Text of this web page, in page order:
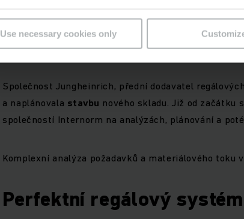
Use necessary cookies only
Komplexní plánování od
Společnost Jungheinrich, přední dodavatel
a naplánovala stavbu nového skladu. Již od začátku
společností Internorm na analýzách, plánování a
Komplexní analýza požadavků a materiálového toku
Perfektní regálový